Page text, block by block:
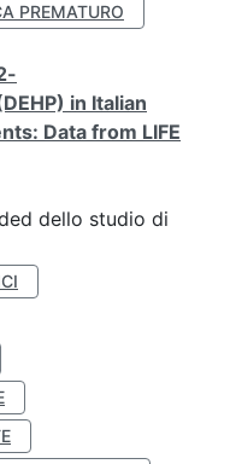
PREMATURO
in Italian
Data from LIFE
dello studio di